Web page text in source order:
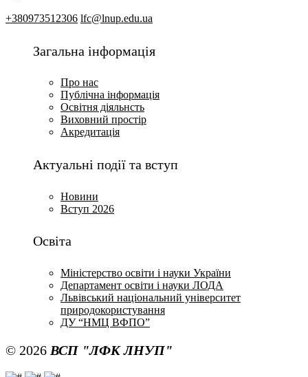
+380973512306 lfc@lnup.edu.ua
Загальна інформація
Про нас
Публічна інформація
Освітня діяльнсть
Виховний простір
Акредитація
Актуальні події та вступ
Новини
Вступ 2026
Освіта
Міністерство освіти і науки України
Департамент освіти і науки ЛОДА
Львівський національний університет
природокористування
ДУ “НМЦ ВФПО”
© 2026 ВСП "ЛФК ЛНУП"